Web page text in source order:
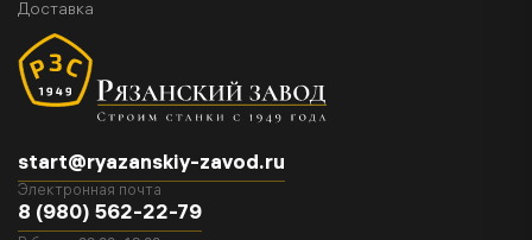
start@ryazanskiy-zavod.ru
Электронная почта
8 (980) 562-22-79
Доставка